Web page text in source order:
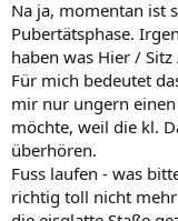
Na ja, momentan ist
Pubertätsphase.
haben was Hier /
Für mich bedeutet
mir nur ungern
möchte, weil die kl.
überhören.
Fuss laufen - was
richtig toll nicht